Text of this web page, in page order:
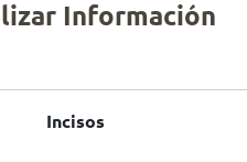
Información
Incisos